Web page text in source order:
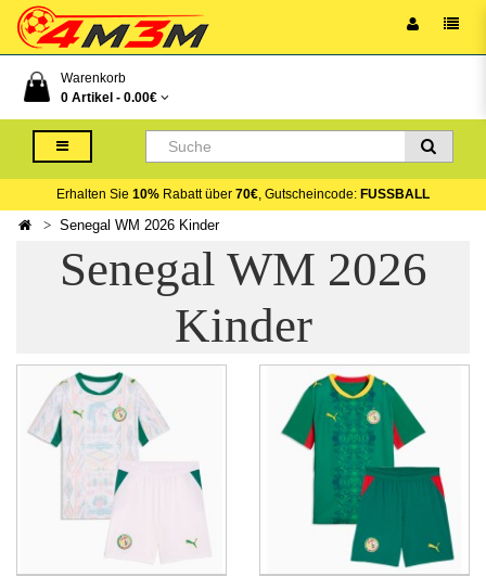
Warenkorb
0 Artikel - 0.00€
Erhalten Sie 10% Rabatt über 70€, Gutscheincode: FUSSBALL
Senegal WM 2026 Kinder
Senegal WM 2026
Kinder